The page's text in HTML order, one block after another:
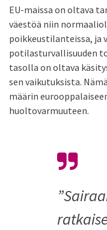
EU-maissa on oltava
väestöä niin
poikkeustilanteissa, ja
potilasturvallisuuden
tasolla on oltava
sen vaikutuksista.
määrin
huoltovarmuuteen.